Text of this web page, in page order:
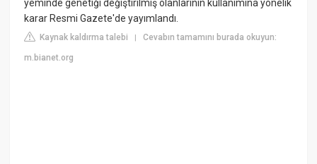
yeminde genetiği değiştirilmiş olanlarının kullanımına yönelik
karar Resmi Gazete'de yayımlandı.
Kaynak kaldırma talebi |Cevabın tamamını burada okuyun:
m.bianet.org